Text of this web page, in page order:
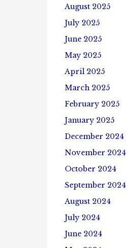
August 2025
July 2025
June 2025
May 2025
April 2025
March 2025
February 2025
January 2025
December 2024
November 2024
October 2024
September 2024
August 2024
July 2024
June 2024